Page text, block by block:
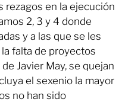
rezagos en la ejecución
2, 3 y 4 donde
y a las que se les
falta de proyectos
Javier May, se quejan
el sexenio la mayor
no han sido